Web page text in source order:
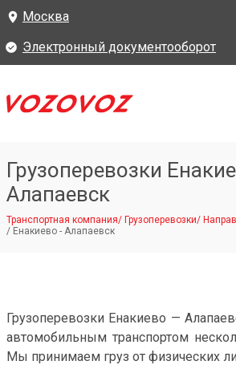
Москва
Электронный документооборот
Грузоперевозки
Алапаевск
Транспортная компания/ Грузоперевозки/
/ Енакиево - Алапаевск
Грузоперевозки Енакиево —
автомобильным транспортом
Мы принимаем груз от физических